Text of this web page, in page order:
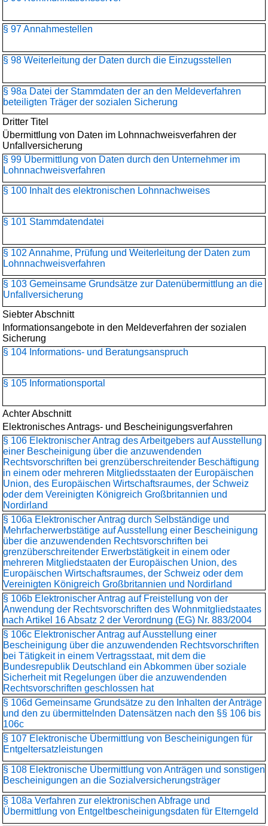
§ 97 Annahmestellen
§ 98 Weiterleitung der Daten durch die Einzugsstellen
§ 98a Datei der Stammdaten der an den Meldeverfahren
beteiligten Träger der sozialen Sicherung
Dritter Titel
Übermittlung von Daten im Lohnnachweisverfahren der
Unfallversicherung
§ 99 Übermittlung von Daten durch den Unternehmer im
Lohnnachweisverfahren
§ 100 Inhalt des elektronischen Lohnnachweises
§ 101 Stammdatendatei
§ 102 Annahme, Prüfung und Weiterleitung der Daten zum
Lohnnachweisverfahren
§ 103 Gemeinsame Grundsätze zur Datenübermittlung an die
Unfallversicherung
Siebter Abschnitt
Informationsangebote in den Meldeverfahren der sozialen
Sicherung
§ 104 Informations- und Beratungsanspruch
§ 105 Informationsportal
Achter Abschnitt
Elektronisches Antrags- und Bescheinigungsverfahren
§ 106 Elektronischer Antrag des Arbeitgebers auf Ausstellung
einer Bescheinigung über die anzuwendenden
Rechtsvorschriften bei grenzüberschreitender Beschäftigung
in einem oder mehreren Mitgliedsstaaten der Europäischen
Union, des Europäischen Wirtschaftsraumes, der Schweiz
oder dem Vereinigten Königreich Großbritannien und
Nordirland
§ 106a Elektronischer Antrag durch Selbständige und
Mehrfacherwerbstätige auf Ausstellung einer Bescheinigung
über die anzuwendenden Rechtsvorschriften bei
grenzüberschreitender Erwerbstätigkeit in einem oder
mehreren Mitgliedstaaten der Europäischen Union, des
Europäischen Wirtschaftsraumes, der Schweiz oder dem
Vereinigten Königreich Großbritannien und Nordirland
§ 106b Elektronischer Antrag auf Freistellung von der
Anwendung der Rechtsvorschriften des Wohnmitgliedstaates
nach Artikel 16 Absatz 2 der Verordnung (EG) Nr. 883/2004
§ 106c Elektronischer Antrag auf Ausstellung einer
Bescheinigung über die anzuwendenden Rechtsvorschriften
bei Tätigkeit in einem Vertragsstaat, mit dem die
Bundesrepublik Deutschland ein Abkommen über soziale
Sicherheit mit Regelungen über die anzuwendenden
Rechtsvorschriften geschlossen hat
§ 106d Gemeinsame Grundsätze zu den Inhalten der Anträge
und den zu übermittelnden Datensätzen nach den §§ 106 bis
106c
§ 107 Elektronische Übermittlung von Bescheinigungen für
Entgeltersatzleistungen
§ 108 Elektronische Übermittlung von Anträgen und sonstigen
Bescheinigungen an die Sozialversicherungsträger
§ 108a Verfahren zur elektronischen Abfrage und
Übermittlung von Entgeltbescheinigungsdaten für Elterngeld